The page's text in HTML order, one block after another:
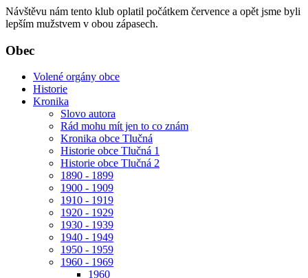
Návštěvu nám tento klub oplatil počátkem července a opět jsme byli
lepším mužstvem v obou zápasech.
Obec
Volené orgány obce
Historie
Kronika
Slovo autora
Rád mohu mít jen to co znám
Kronika obce Tlučná
Historie obce Tlučná 1
Historie obce Tlučná 2
1890 - 1899
1900 - 1909
1910 - 1919
1920 - 1929
1930 - 1939
1940 - 1949
1950 - 1959
1960 - 1969
1960